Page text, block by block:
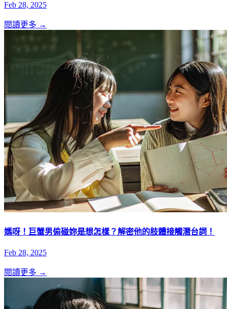
Feb 28, 2025
閱讀更多 →
媽呀！巨蟹男偷碰妳是想怎樣？解密他的肢體接觸潛台詞！
Feb 28, 2025
閱讀更多 →